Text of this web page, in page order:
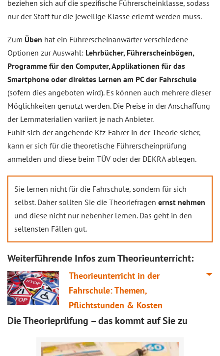
beziehen sich auf die spezifische Führerscheinklasse, sodass
nur der Stoff für die jeweilige Klasse erlernt werden muss.
Zum Üben hat ein Führerscheinanwärter verschiedene
Optionen zur Auswahl: Lehrbücher, Führerscheinbögen,
Programme für den Computer, Applikationen für das
Smartphone oder direktes Lernen am PC der Fahrschule
(sofern dies angeboten wird). Es können auch mehrere dieser
Möglichkeiten genutzt werden. Die Preise in der Anschaffung
der Lernmaterialien variiert je nach Anbieter.
Fühlt sich der angehende Kfz-Fahrer in der Theorie sicher,
kann er sich für die theoretische Führerscheinprüfung
anmelden und diese beim TÜV oder der DEKRA ablegen.
Sie lernen nicht für die Fahrschule, sondern für sich
selbst. Daher sollten Sie die Theoriefragen ernst nehmen
und diese nicht nur nebenher lernen. Das geht in den
seltensten Fällen gut.
Weiterführende Infos zum Theorieunterricht:
Theorieunterricht in der
Fahrschule: Themen,
Pflichtstunden & Kosten
Die Theorieprüfung – das kommt auf Sie zu